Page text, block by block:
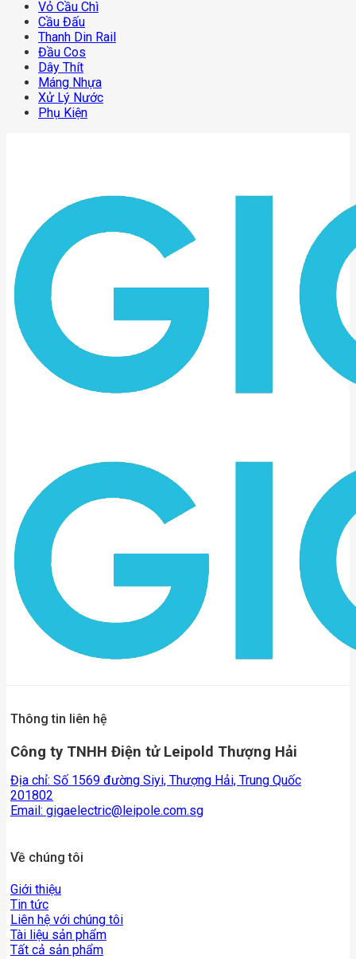
Vỏ Cầu Chì
Cầu Đấu
Thanh Din Rail
Đầu Cos
Dây Thít
Máng Nhựa
Xử Lý Nước
Phụ Kiện
Thông tin liên hệ
Công ty TNHH Điện tử Leipold Thượng Hải
Địa chỉ: Số 1569 đường Siyi, Thượng Hải, Trung Quốc
201802
Email: gigaelectric@leipole.com.sg
Về chúng tôi
Giới thiệu
Tin tức
Liên hệ với chúng tôi
Tài liệu sản phẩm
Tất cả sản phẩm